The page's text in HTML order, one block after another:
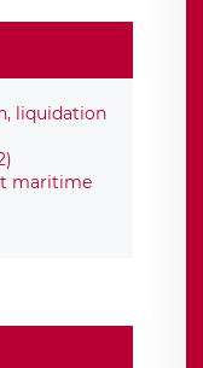
liquidation
maritime